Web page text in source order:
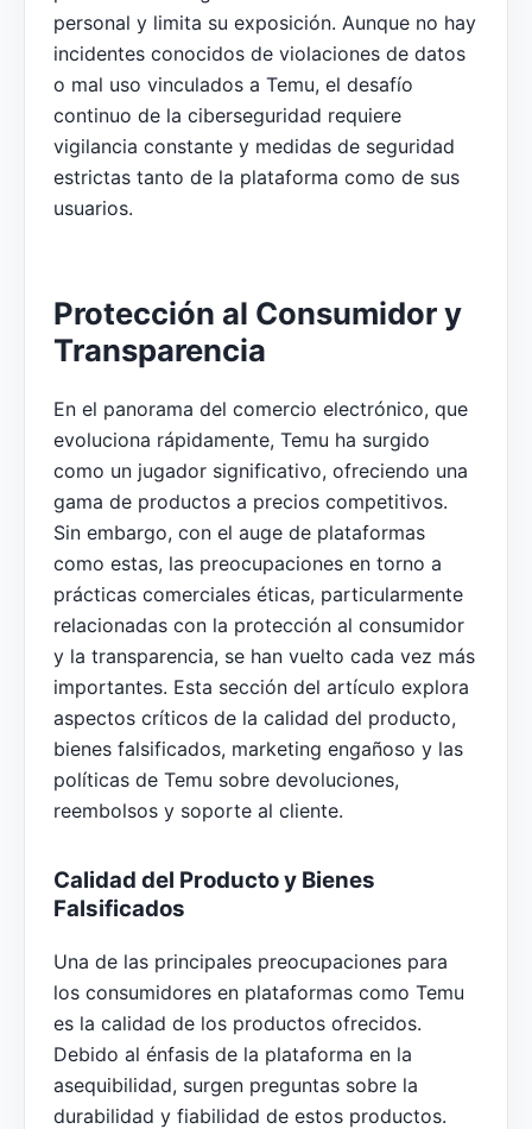
personal y limita su exposición. Aunque no hay
incidentes conocidos de violaciones de datos
o mal uso vinculados a Temu, el desafío
continuo de la ciberseguridad requiere
vigilancia constante y medidas de seguridad
estrictas tanto de la plataforma como de sus
usuarios.
Protección al Consumidor y
Transparencia
En el panorama del comercio electrónico, que
evoluciona rápidamente, Temu ha surgido
como un jugador significativo, ofreciendo una
gama de productos a precios competitivos.
Sin embargo, con el auge de plataformas
como estas, las preocupaciones en torno a
prácticas comerciales éticas, particularmente
relacionadas con la protección al consumidor
y la transparencia, se han vuelto cada vez más
importantes. Esta sección del artículo explora
aspectos críticos de la calidad del producto,
bienes falsificados, marketing engañoso y las
políticas de Temu sobre devoluciones,
reembolsos y soporte al cliente.
Calidad del Producto y Bienes
Falsificados
Una de las principales preocupaciones para
los consumidores en plataformas como Temu
es la calidad de los productos ofrecidos.
Debido al énfasis de la plataforma en la
asequibilidad, surgen preguntas sobre la
durabilidad y fiabilidad de estos productos.